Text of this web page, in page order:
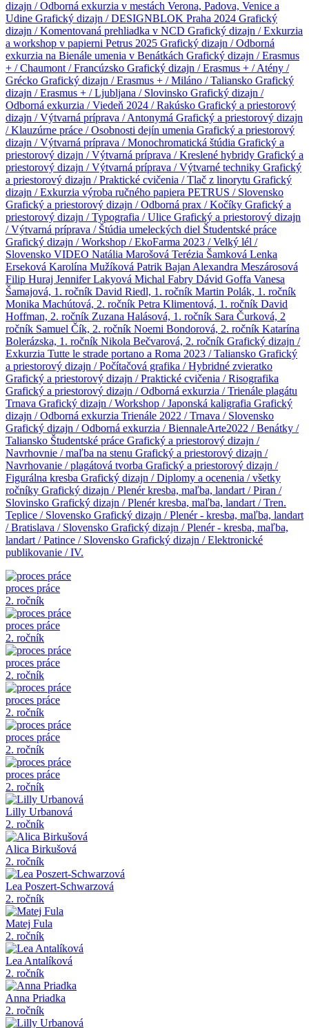
dizajn / Odborná exkurzia v mestách Verona, Padova, Venice a
Udine Grafický dizajn / DESIGNBLOK Praha 2024 Grafický
dizajn / Komentovaná prehliadka v NCD Grafický dizajn / Exkurzia
a workshop v papierni Petrus 2025 Grafický dizajn / Odborná
exkurzia na Bienále umenia v Benátkách Grafický dizajn / Erasmus
+ / Chaumont / Francúzsko Grafický dizajn / Erasmus + / Atény /
Grécko Grafický dizajn / Erasmus + / Miláno / Taliansko Grafický
dizajn / Erasmus + / Ljubljana / Slovinsko Grafický dizajn /
Odborná exkurzia / Viedeň 2024 / Rakúsko Grafický a priestorový
dizajn / Výtvarná príprava / Antonymá Grafický a priestorový dizajn
/ Klauzúrne práce / Osobnosti dejín umenia Grafický a priestorový
dizajn / Výtvarná príprava / Monochromatická štúdia Grafický a
priestorový dizajn / Výtvarná príprava / Kreslené hybridy Grafický a
priestorový dizajn / Výtvarná príprava / Výtvarné techniky Grafický
a priestorový dizajn / Praktické cvičenia / Tlač z linorytu Grafický
dizajn / Exkurzia výroba ručného papiera PETRUS / Slovensko
Grafický a priestorový dizajn / Odborná prax / Kočíky Grafický a
priestorový dizajn / Typografia / Ulice Grafický a priestorový dizajn
/ Výtvarná príprava / Štúdia umeleckých diel Študentské práce
Grafický dizajn / Workshop / EkoFarma 2023 / Velký lél /
Slovensko VIDEO Natália Marošová Terézia Šamková Lenka
Erseková Karolína Mužíková Patrik Bajan Alexandra Meszárosová
Filip Huraj Jennifer Lakyová Michal Fabry Dávid Goffa Vanesa
Šamajová, 1. ročník David Riedl, 1. ročník Martin Polák, 1. ročník
Monika Machútová, 2. ročník Petra Klimentová, 1. ročník David
Hoffman, 2. ročník Zuzana Halásová, 1. ročník Sara Čurková, 2
ročník Samuel Čík, 2. ročník Noemi Bondorová, 2. ročník Katarína
Bolerázska, 1. ročník Nikola Bečvarová, 2. ročník Grafický dizajn /
Exkurzia Tutte le strade portano a Roma 2023 / Taliansko Grafický
a priestorový dizajn / Počítačová grafika / Hybridné zvieratko
Grafický a priestorový dizajn / Praktické cvičenia / Risografika
Grafický a priestorový dizajn / Odborná exkurzia / Trienále plagátu
Trnava Grafický dizajn / Workshop / Japonská kaligrafia Grafický
dizajn / Odborná exkurzia Trienále 2022 / Trnava / Slovensko
Grafický dizajn / Odborná exkurzia / BiennaleArte2022 / Benátky /
Taliansko Študentské práce Grafický a priestorový dizajn /
Navrhovnie / maľba na stenu Grafický a priestorový dizajn /
Navrhovanie / plagátová tvorba Grafický a priestorový dizajn /
Figurálna kresba Grafický dizajn / Diplomy a ocenenia / všetky
ročníky Grafický dizajn / Plenér kresba, maľba, landart / Piran /
Slovinsko Grafický dizajn / Plenér kresba, maľba, landart / Tren.
Teplice / Slovensko Grafický dizajn / Plenér - kresba, maľba, landart
/ Bratislava / Slovensko Grafický dizajn / Plenér - kresba, maľba,
landart / Patince / Slovensko Grafický dizajn / Elektronické
publikovanie / IV.
proces práce
2. ročník
proces práce
2. ročník
proces práce
2. ročník
proces práce
2. ročník
proces práce
2. ročník
proces práce
2. ročník
Lilly Urbanová
2. ročník
Alica Birkušová
2. ročník
Lea Poszert-Schwarzová
2. ročník
Matej Fula
2. ročník
Lea Antalíková
2. ročník
Anna Priadka
2. ročník